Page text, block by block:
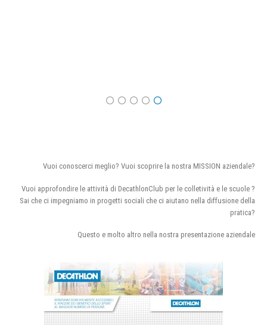
Vuoi conoscerci meglio? Vuoi scoprire la nostra MISSION aziendale?
Vuoi approfondire le attività di DecathlonClub per le colletività e le scuole ?
Sai che ci impegniamo in progetti sociali che ci aiutano nella diffusione della
pratica?
Questo e molto altro nella nostra presentazione aziendale